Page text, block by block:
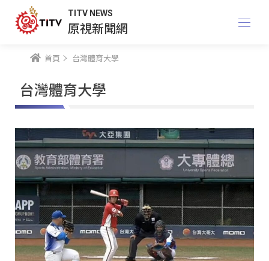
TITV NEWS
原視新聞網
首頁 台灣體育大學
台灣體育大學